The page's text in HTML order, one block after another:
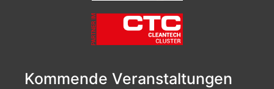
Kommende Veranstaltungen